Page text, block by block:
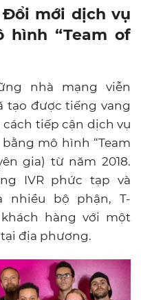
Đổi mới dịch vụ
hình “Team of
nhà mạng viễn
tạo được tiếng vang
tiếp cận dịch vụ
mô hình “Team
gia) từ năm 2018.
IVR phức tạp và
nhiều bộ phận, T-
hàng với một
địa phương.